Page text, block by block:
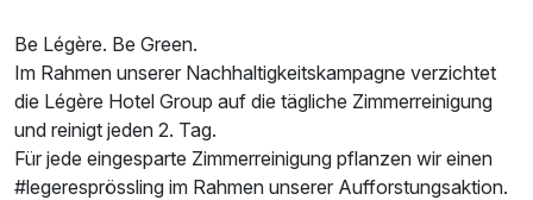
Be Légère. Be Green.
Im Rahmen unserer Nachhaltigkeitskampagne verzichtet
die Légère Hotel Group auf die tägliche Zimmerreinigung
und reinigt jeden 2. Tag.
Für jede eingesparte Zimmerreinigung pflanzen wir einen
#legeresprössling im Rahmen unserer Aufforstungsaktion.